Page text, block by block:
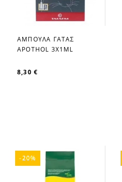
favorite_border
ΑΜΠΟΥΛΑ ΓΑΤΑΣ
APOTHOL 3X1ML
8,30 €
-20%